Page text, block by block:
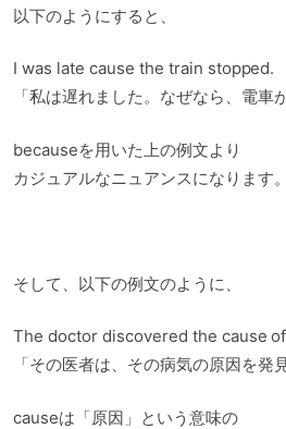
以下のようにすると、
I was late cause the train stopped.
「私は遅れました。なぜなら、電車
becauseを用いた上の例文より
カジュアルなニュアンスになります。
そして、以下の例文のように、
The doctor discovered the cause
「その医者は、その病気の原因を発
causeは「原因」という意味の